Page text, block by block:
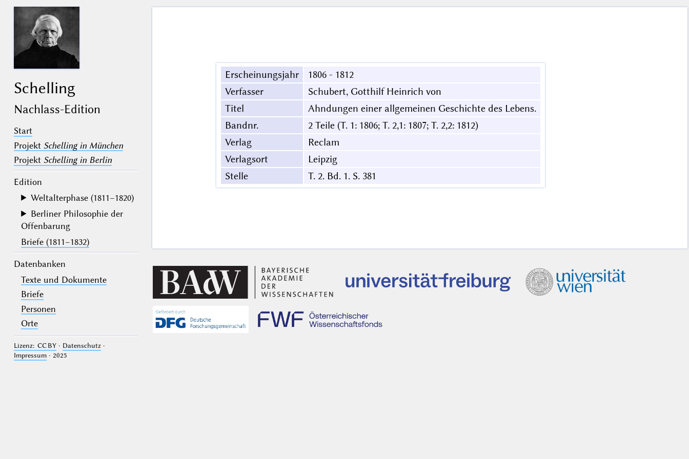
Schelling
Nachlass-Edition
Start
Projekt Schelling in München
Projekt Schelling in Berlin
Edition
Weltalterphase (1811–1820)
Berliner Philosophie der
Offenbarung
Briefe (1811–1832)
Datenbanken
Texte und Dokumente
Briefe
Personen
Orte
Lizenz: CC BY· Datenschutz·
Impressum· 2025
Erscheinungsjahr
1806 - 1812
Verfasser
Schubert, Gotthilf Heinrich von
Titel
Ahndungen einer allgemeinen Geschichte des Lebens.
Bandnr.
2 Teile (T. 1: 1806; T. 2,1: 1807; T. 2,2: 1812)
Verlag
Reclam
Verlagsort
Leipzig
Stelle
T. 2. Bd. 1. S. 381